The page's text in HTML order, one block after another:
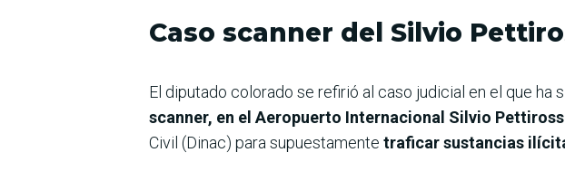
Caso scanner del Silvio
El diputado colorado se refirió al caso judicial en el que ha
scanner, en el Aeropuerto Internacional Silvio
Civil (Dinac) para supuestamente traficar sustancias